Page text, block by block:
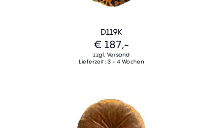
D119K
€ 187,-
zzgl. Versand
Lieferzeit: 3 - 4 Wochen